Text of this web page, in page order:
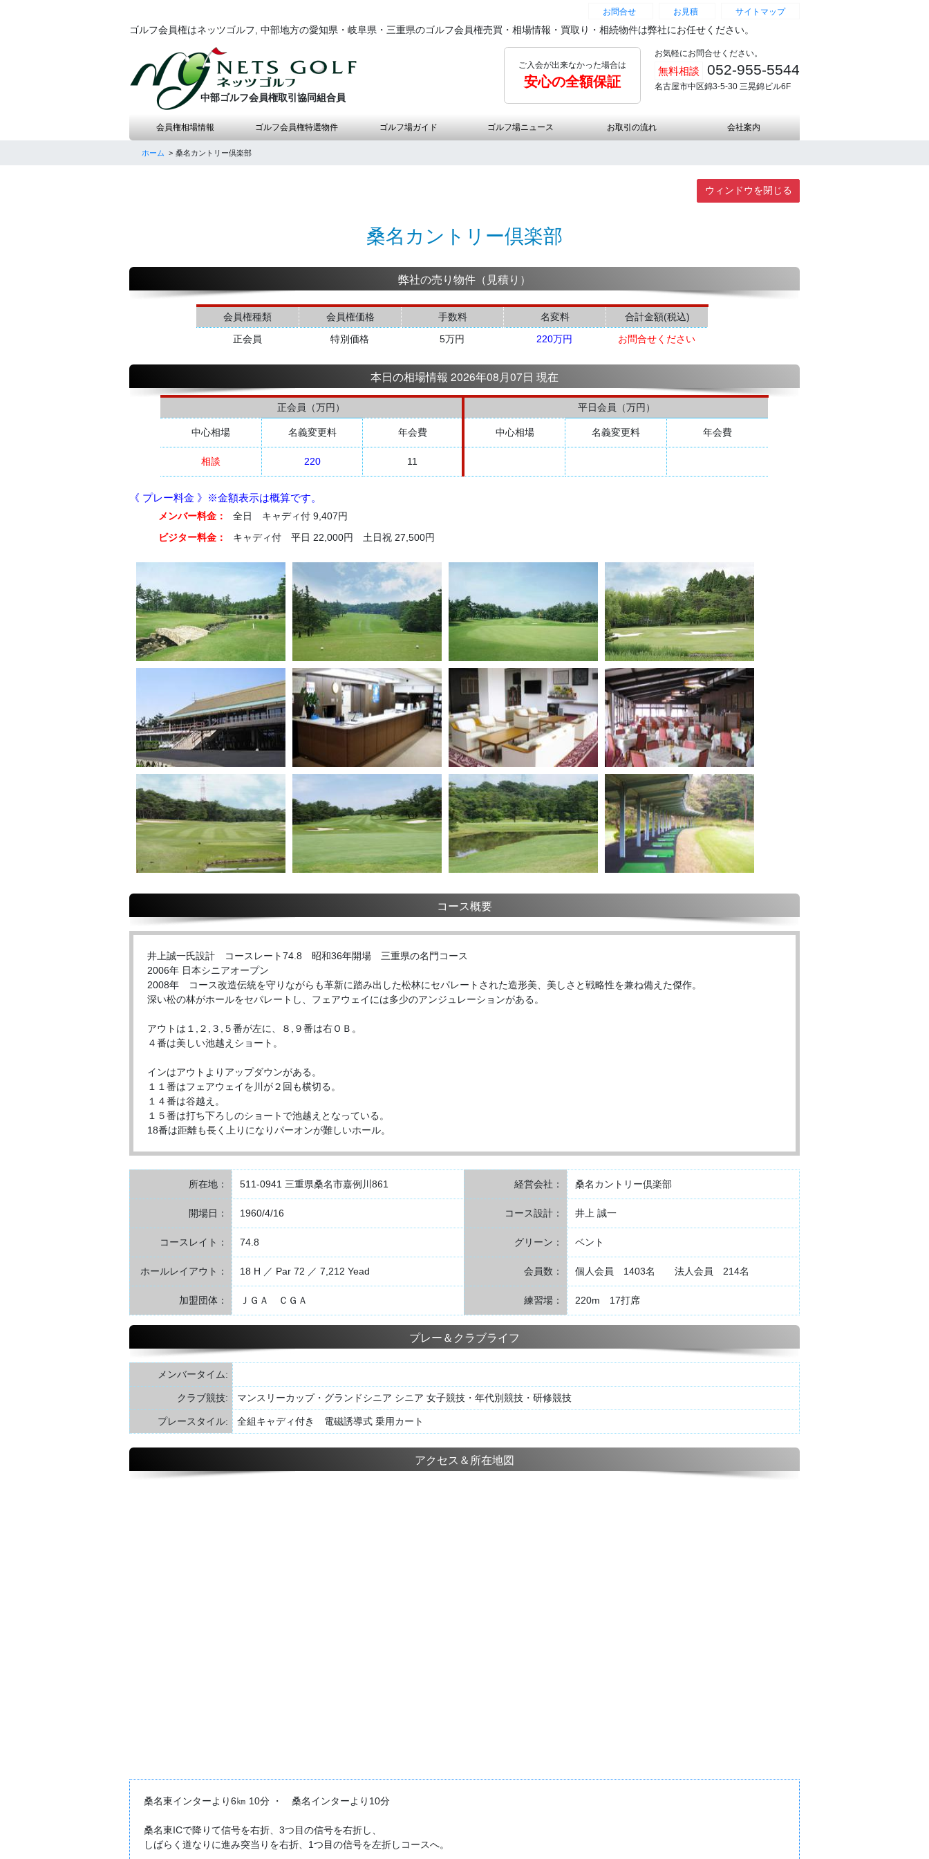
お問合せ お見積 サイトマップ
ゴルフ会員権はネッツゴルフ, 中部地方の愛知県・岐阜県・三重県のゴルフ会員権売買・相場情報・買取り・相続物件は弊社にお任せください。
中部ゴルフ会員権取引協同組合員
ご入会が出来なかった場合は
安心の全額保証
お気軽にお問合せください。
無料相談 052-955-5544
名古屋市中区錦3-5-30 三晃錦ビル6F
会員権相場情報 ゴルフ会員権特選物件 ゴルフ場ガイド ゴルフ場ニュース お取引の流れ 会社案内
ホーム 桑名カントリー倶楽部
ウィンドウを閉じる
桑名カントリー倶楽部
弊社の売り物件（見積り）
会員権種類 会員権価格 手数料 名変料
合計金額(税込)
正会員
特別価格 5万円 220万円 お問合せください
本日の相場情報 2026年08月07日 現在
正会員（万円） 平日会員（万円）
中心相場 名義変更料 年会費 中心相場 名義変更料 年会費
相談 220 11
《 プレー料金 》※金額表示は概算です。
メンバー料金：
全日 キャディ付 9,407円
ビジター料金：
キャディ付 平日 22,000円 土日祝 27,500円
コース概要
井上誠一氏設計 コースレート74.8 昭和36年開場 三重県の名門コース
2006年 日本シニアオープン
2008年 コース改造伝統を守りながらも革新に踏み出した松林にセパレートされた造形美、美しさと戦略性を兼ね備えた傑作。
深い松の林がホールをセパレートし、フェアウェイには多少のアンジュレーションがある。
アウトは１,２,３,５番が左に、８,９番は右ＯＢ。
４番は美しい池越えショート。
インはアウトよりアップダウンがある。
１１番はフェアウェイを川が２回も横切る。
１４番は谷越え。
１５番は打ち下ろしのショートで池越えとなっている。
18番は距離も長く上りになりパーオンが難しいホール。
所在地： 511-0941 三重県桑名市嘉例川861 経営会社： 桑名カントリー倶楽部
開場日： 1960/4/16 コース設計： 井上 誠一
コースレイト： 74.8 グリーン： ベント
ホールレイアウト： 18 H ／ Par 72 ／ 7,212 Yead 会員数： 個人会員 1403名 法人会員 214名
加盟団体： ＪＧＡ ＣＧＡ 練習場： 220m 17打席
プレー＆クラブライフ
メンバータイム:
クラブ競技: マンスリーカップ・グランドシニア シニア 女子競技・年代別競技・研修競技
プレースタイル: 全組キャディ付き 電磁誘導式 乗用カート
アクセス＆所在地図
桑名東インターより6㎞ 10分 ・ 桑名インターより10分
桑名東ICで降りて信号を右折、3つ目の信号を右折し、
しばらく道なりに進み突当りを右折、1つ目の信号を左折しコースへ。